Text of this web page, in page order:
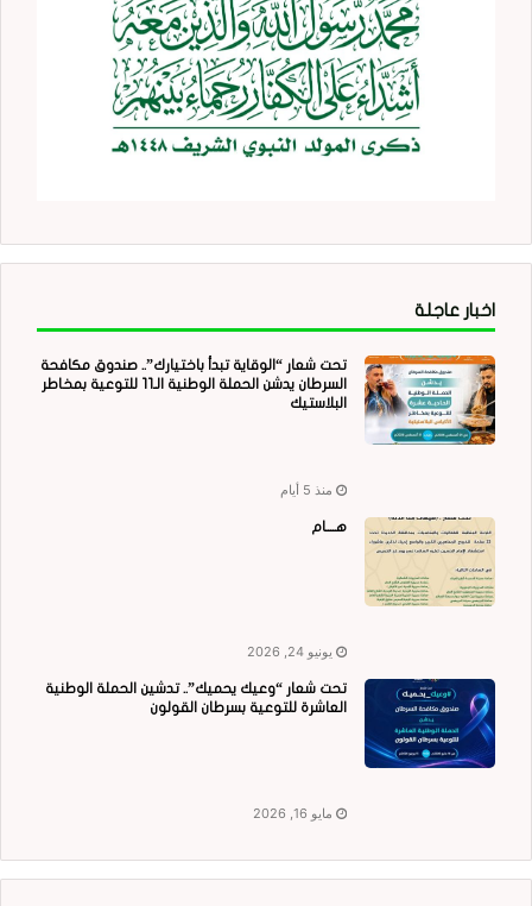
اخبار عاجلة
تحت شعار “الوقاية تبدأ باختيارك”.. صندوق مكافحة
السرطان يدشن الحملة الوطنية الـ11 للتوعية بمخاطر
البلاستيك
منذ 5 أيام
هــــام
يونيو 24, 2026
تحت شعار “وعيك يحميك”.. تدشين الحملة الوطنية
العاشرة للتوعية بسرطان القولون
مايو 16, 2026